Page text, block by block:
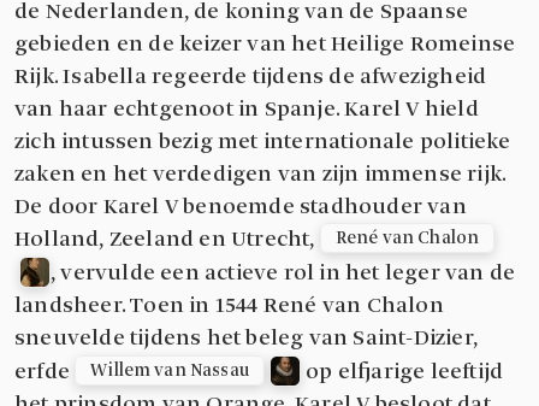
de Nederlanden, de koning van de Spaanse
gebieden en de keizer van het Heilige Romeinse
Rijk. Isabella regeerde tijdens de afwezigheid
van haar echtgenoot in Spanje. Karel V hield
zich intussen bezig met internationale politieke
zaken en het verdedigen van zijn immense rijk.
De door Karel V benoemde stadhouder van
Holland, Zeeland en Utrecht,
René van Chalon
, vervulde een actieve rol in het leger van de
landsheer. Toen in 1544 René van Chalon
sneuvelde tijdens het beleg van Saint-Dizier,
erfde
Willem van Nassau
op elfjarige leeftijd